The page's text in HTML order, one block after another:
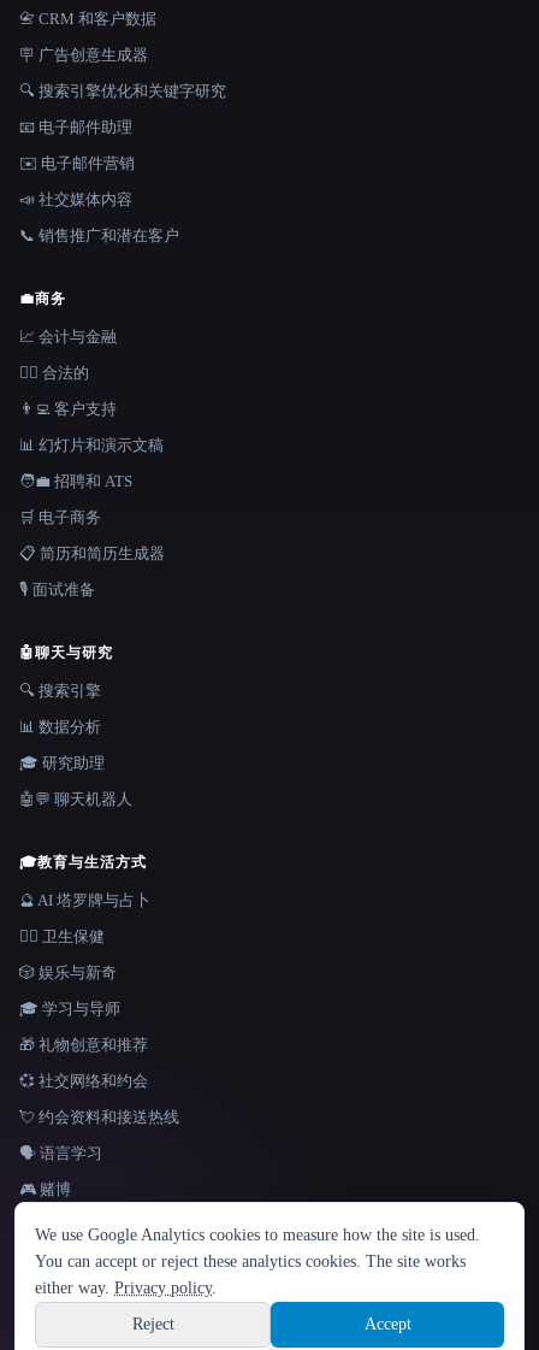
语言
English español Français Русский 简体中文
Hindi
Sign up
📇 CRM 和客户数据
🪧 广告创意生成器
🔍 搜索引擎优化和关键字研究
📧 电子邮件助理
✉️ 电子邮件营销
📣 社交媒体内容
📞 销售推广和潜在客户
💼商务
📈 会计与金融
👩‍⚖️ 合法的
👨‍💻 客户支持
📊 幻灯片和演示文稿
🧑‍💼 招聘和 ATS
🛒 电子商务
📋 简历和简历生成器
🎙️ 面试准备
🤖聊天与研究
🔍 搜索引擎
📊 数据分析
🎓 研究助理
🤖💬 聊天机器人
🎓教育与生活方式
🔮 AI 塔罗牌与占卜
👩‍⚕️ 卫生保健
🎲 娱乐与新奇
🎓 学习与导师
🎁 礼物创意和推荐
💞 社交网络和约会
💘 约会资料和接送热线
🗣️ 语言学习
🎮 赌博
Site information
© 2026 That AI Collection. 保留所有权利。
Built with Metatron ★
build de3d624c
We use Google Analytics cookies to measure how the site is used.
You can accept or reject these analytics cookies. The site works
either way. Privacy policy.
Reject
Accept